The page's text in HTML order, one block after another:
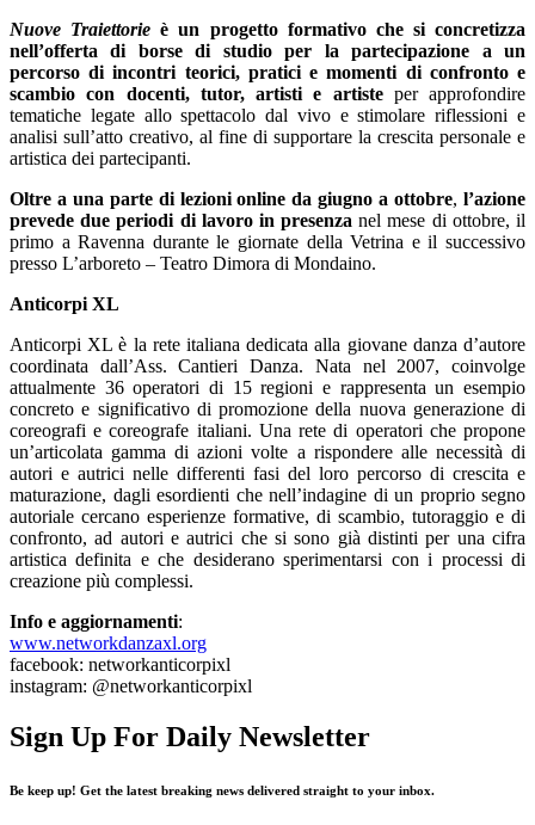
Nuove Traiettorie è un progetto formativo che si concretizza
nell’offerta di borse di studio per la partecipazione a un
percorso di incontri teorici, pratici e momenti di confronto e
scambio con docenti, tutor, artisti e artisteper approfondire
tematiche legate allo spettacolo dal vivo e stimolare riflessioni e
analisi sull’atto creativo, al fine di supportare la crescita personale e
artistica dei partecipanti.
Oltre a una parte di lezioni online da giugno a ottobre,l’azione
prevede due periodi di lavoro in presenza nel mese di ottobre, il
primo a Ravenna durante le giornate della Vetrina e il successivo
presso L’arboreto – Teatro Dimora di Mondaino.
Anticorpi XL
Anticorpi XL è la rete italiana dedicata alla giovane danza d’autore
coordinata dall’Ass. Cantieri Danza. Nata nel 2007, coinvolge
attualmente 36 operatori di 15 regioni e rappresenta un esempio
concreto e significativo di promozione della nuova generazione di
coreografi e coreografe italiani. Una rete di operatori che propone
un’articolata gamma di azioni volte a rispondere alle necessità di
autori e autrici nelle differenti fasi del loro percorso di crescita e
maturazione, dagli esordienti che nell’indagine di un proprio segno
autoriale cercano esperienze formative, di scambio, tutoraggio e di
confronto, ad autori e autrici che si sono già distinti per una cifra
artistica definita e che desiderano sperimentarsi con i processi di
creazione più complessi.
Info e aggiornamenti:
www.networkdanzaxl.org
facebook: networkanticorpixl
instagram: @networkanticorpixl
Sign Up For Daily Newsletter
Be keep up! Get the latest breaking news delivered straight to your inbox.